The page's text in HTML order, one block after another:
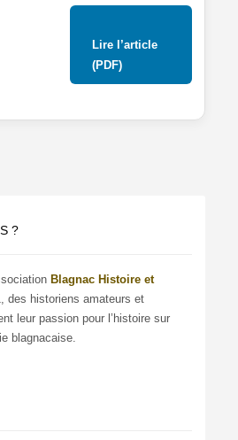
Lire l’article
(PDF)
?
Blagnac Histoire et
des historiens amateurs et
leur passion pour l’histoire sur
blagnacaise.